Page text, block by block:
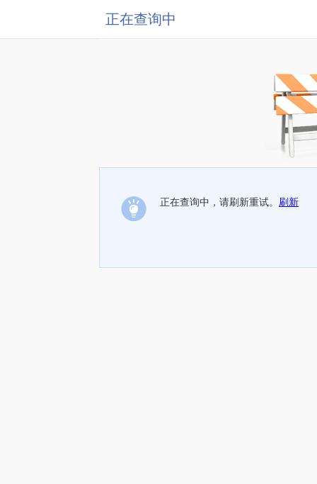
正在查询中
正在查询中，请刷新重试。 刷新